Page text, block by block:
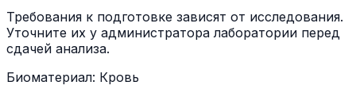
Требования к подготовке зависят от исследования.
Уточните их у администратора лаборатории перед
сдачей анализа.
Биоматериал: Кровь